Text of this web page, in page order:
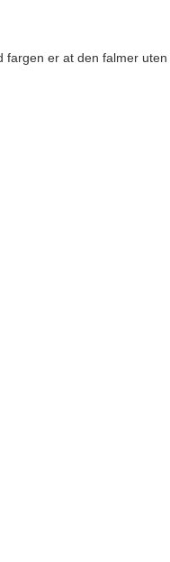
er at den falmer uten